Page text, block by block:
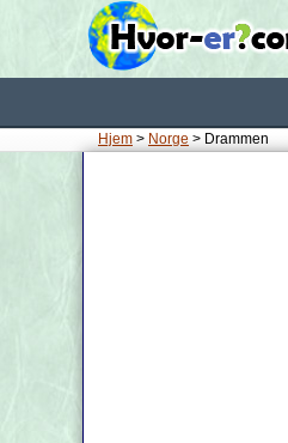
Hjem > Norge > Drammen